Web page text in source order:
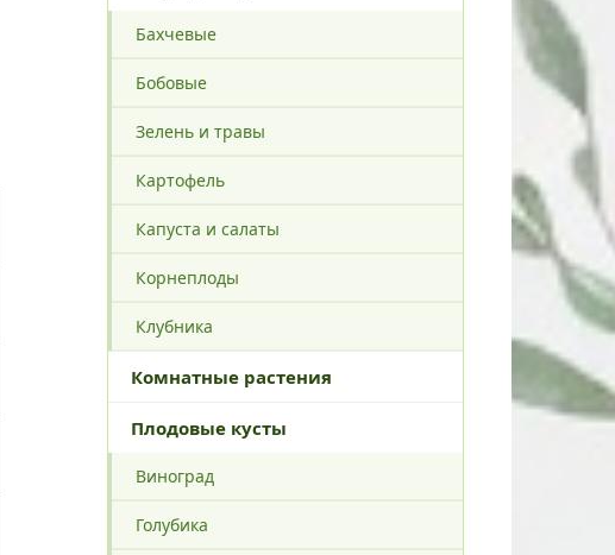
Бахчевые
Бобовые
Зелень и травы
Картофель
Капуста и салаты
Корнеплоды
Клубника
Комнатные растения
Плодовые кусты
Виноград
Голубика